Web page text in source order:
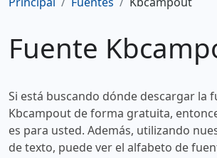
Fuente
Si está buscando dónde descargar la
Kbcampout de forma gratuita,
es para usted. Además, utilizando
de texto, puede ver el alfabeto de